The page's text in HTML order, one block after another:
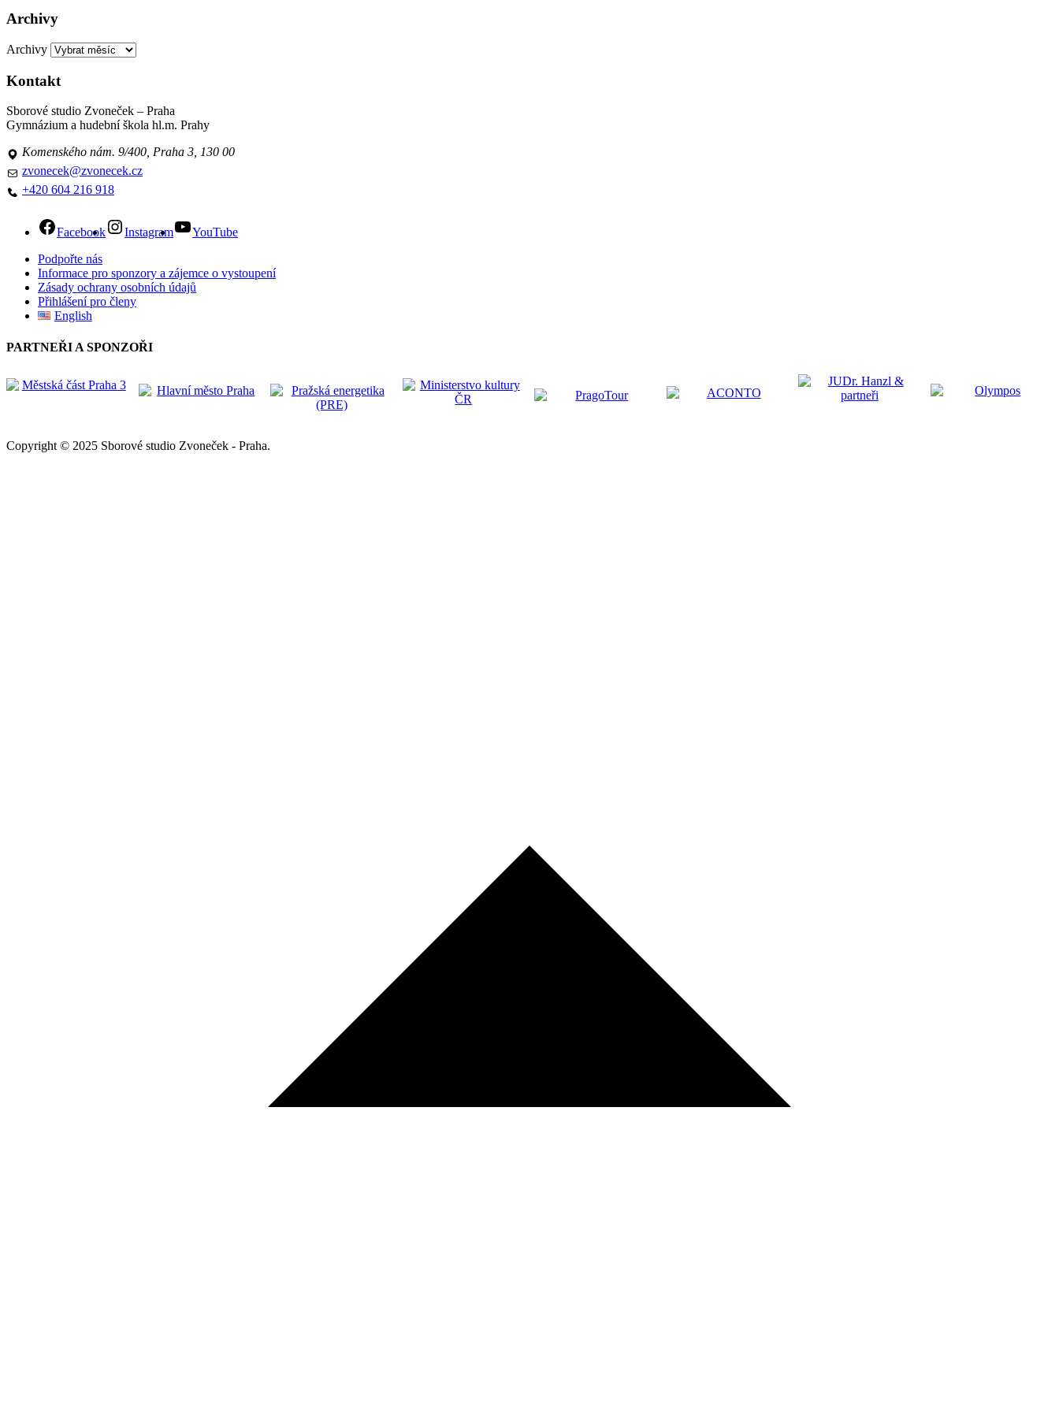
Archivy
Archivy
Kontakt
Sborové studio Zvoneček – Praha
Gymnázium a hudební škola hl.m. Prahy
Komenského nám. 9/400, Praha 3, 130 00
zvonecek@zvonecek.cz
+420 604 216 918
Facebook Instagram
YouTube
Podpořte nás
Informace pro sponzory a zájemce o vystoupení
Zásady ochrany osobních údajů
Přihlášení pro členy
English
PARTNEŘI A SPONZOŘI
Copyright © 2025 Sborové studio Zvoneček - Praha.